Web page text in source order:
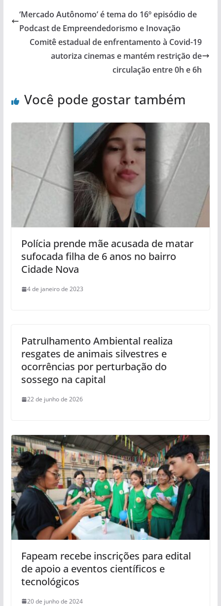
‘Mercado Autônomo’ é tema do 16º episódio de
Podcast de Empreendedorismo e Inovação
Comitê estadual de enfrentamento à Covid-19
autoriza cinemas e mantém restrição de
circulação entre 0h e 6h
Você pode gostar também
Polícia prende mãe acusada de matar
sufocada filha de 6 anos no bairro
Cidade Nova
4 de janeiro de 2023
Patrulhamento Ambiental realiza
resgates de animais silvestres e
ocorrências por perturbação do
sossego na capital
22 de junho de 2026
Fapeam recebe inscrições para edital
de apoio a eventos científicos e
tecnológicos
20 de junho de 2024